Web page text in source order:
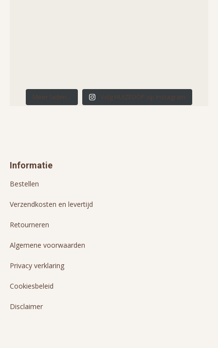
Meer laden... Volg HUIZEDOP op Instagram
Informatie
Bestellen
Verzendkosten en levertijd
Retourneren
Algemene voorwaarden
Privacy verklaring
Cookiesbeleid
Disclaimer